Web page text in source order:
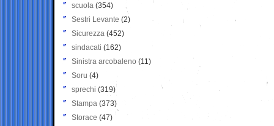
scuola (354)
Sestri Levante (2)
Sicurezza (452)
sindacati (162)
Sinistra arcobaleno (11)
Soru (4)
sprechi (319)
Stampa (373)
Storace (47)